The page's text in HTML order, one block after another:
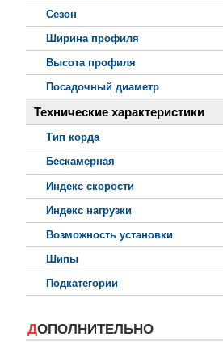
Сезон
Ширина профиля
Высота профиля
Посадочный диаметр
Технические характеристики
Тип корда
Бескамерная
Индекс скорости
Индекс нагрузки
Возможность установки
Шипы
Подкатегории
ДОПОЛНИТЕЛЬНО